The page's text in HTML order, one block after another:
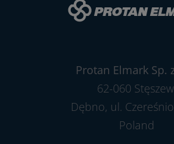
Protan Elmark Sp.
62-060
Dębno, ul.
Poland